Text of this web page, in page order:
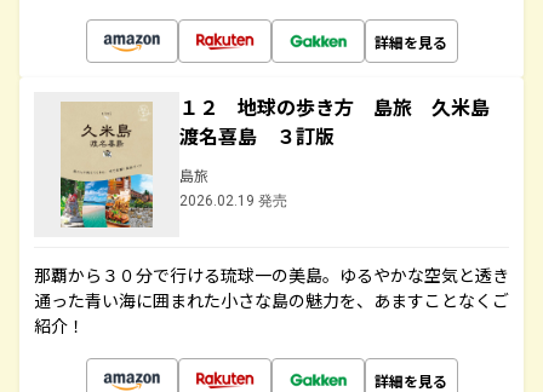
詳細を見る
１２ 地球の歩き方 島旅 久米島
渡名喜島 ３訂版
島旅
2026.02.19 発売
那覇から３０分で行ける琉球一の美島。ゆるやかな空気と透き
通った青い海に囲まれた小さな島の魅力を、あますことなくご
紹介！
詳細を見る